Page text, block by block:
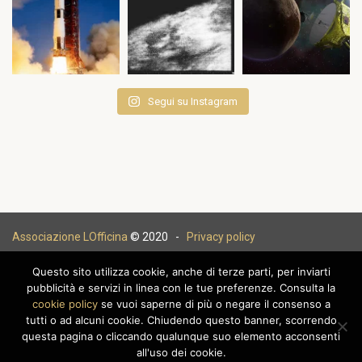
Segui su Instagram
Associazione LOfficina © 2020 - Privacy policy
Questo sito utilizza cookie, anche di terze parti, per inviarti
pubblicità e servizi in linea con le tue preferenze. Consulta la
cookie policyse vuoi saperne di più o negare il consenso a
tutti o ad alcuni cookie. Chiudendo questo banner, scorrendo
questa pagina o cliccando qualunque suo elemento acconsenti
all'uso dei cookie.